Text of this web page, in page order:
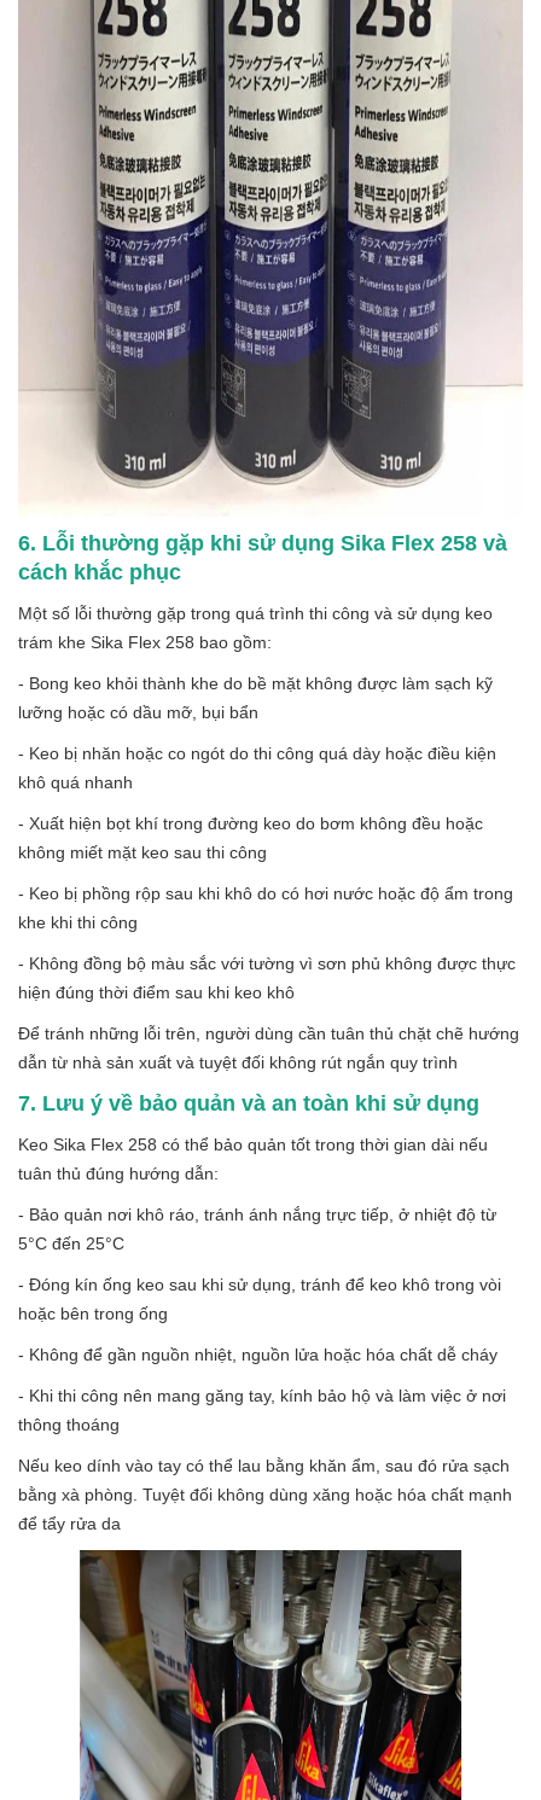
6. Lỗi thường gặp khi sử dụng Sika Flex 258 và
cách khắc phục
Một số lỗi thường gặp trong quá trình thi công và sử dụng keo
trám khe Sika Flex 258 bao gồm:
- Bong keo khỏi thành khe do bề mặt không được làm sạch kỹ
lưỡng hoặc có dầu mỡ, bụi bẩn
- Keo bị nhăn hoặc co ngót do thi công quá dày hoặc điều kiện
khô quá nhanh
- Xuất hiện bọt khí trong đường keo do bơm không đều hoặc
không miết mặt keo sau thi công
- Keo bị phồng rộp sau khi khô do có hơi nước hoặc độ ẩm trong
khe khi thi công
- Không đồng bộ màu sắc với tường vì sơn phủ không được thực
hiện đúng thời điểm sau khi keo khô
Để tránh những lỗi trên, người dùng cần tuân thủ chặt chẽ hướng
dẫn từ nhà sản xuất và tuyệt đối không rút ngắn quy trình
7. Lưu ý về bảo quản và an toàn khi sử dụng
Keo Sika Flex 258 có thể bảo quản tốt trong thời gian dài nếu
tuân thủ đúng hướng dẫn:
- Bảo quản nơi khô ráo, tránh ánh nắng trực tiếp, ở nhiệt độ từ
5°C đến 25°C
- Đóng kín ống keo sau khi sử dụng, tránh để keo khô trong vòi
hoặc bên trong ống
- Không để gần nguồn nhiệt, nguồn lửa hoặc hóa chất dễ cháy
- Khi thi công nên mang găng tay, kính bảo hộ và làm việc ở nơi
thông thoáng
Nếu keo dính vào tay có thể lau bằng khăn ẩm, sau đó rửa sạch
bằng xà phòng. Tuyệt đối không dùng xăng hoặc hóa chất mạnh
để tẩy rửa da